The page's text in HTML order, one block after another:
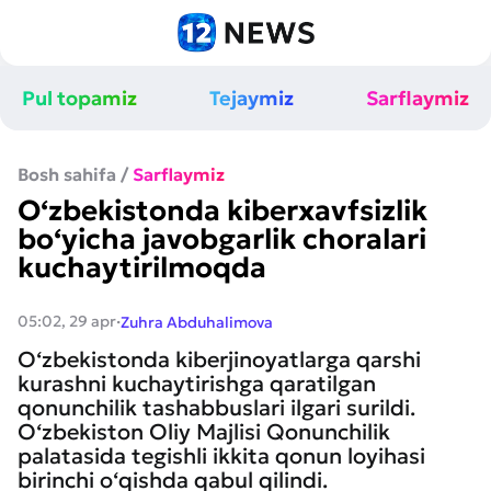
Pul topamiz Tejaymiz Sarflaymiz
Bosh sahifa / Sarflaymiz
O‘zbekistonda kiberxavfsizlik
bo‘yicha javobgarlik choralari
kuchaytirilmoqda
05:02, 29 apr·Zuhra Abduhalimova
O‘zbekistonda kiberjinoyatlarga qarshi
kurashni kuchaytirishga qaratilgan
qonunchilik tashabbuslari ilgari surildi.
O‘zbekiston Oliy Majlisi Qonunchilik
palatasida tegishli ikkita qonun loyihasi
birinchi o‘qishda qabul qilindi.